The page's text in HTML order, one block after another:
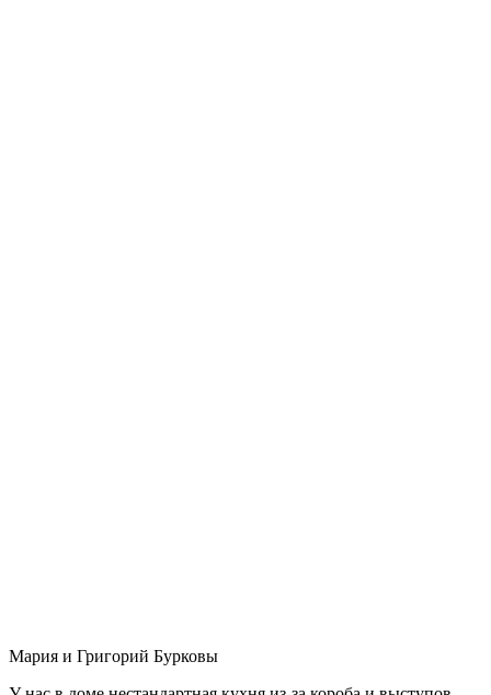
Мария и Григорий Бурковы